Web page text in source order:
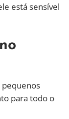
está sensível
para todo o